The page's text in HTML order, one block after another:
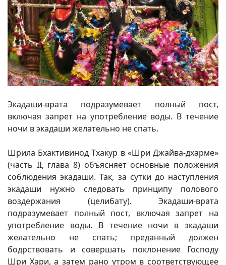
Экадаши-врата подразумевает полный пост,
включая запрет на употребление воды. В течение
ночи в экадаши желательно не спать.
Шрила Бхактивинод Тхакур в «Шри Джайва-дхарме»
(часть II, глава 8) объясняет основные положения
соблюдения экадаши. Так, за сутки до наступления
экадаши нужно следовать принципу полового
воздержания (целибату). Экадаши-врата
подразумевает полный пост, включая запрет на
употребление воды. В течение ночи в экадаши
желательно не спать; преданный должен
бодрствовать и совершать поклонение Господу
Шри Хари, а затем рано утром в соответствующее